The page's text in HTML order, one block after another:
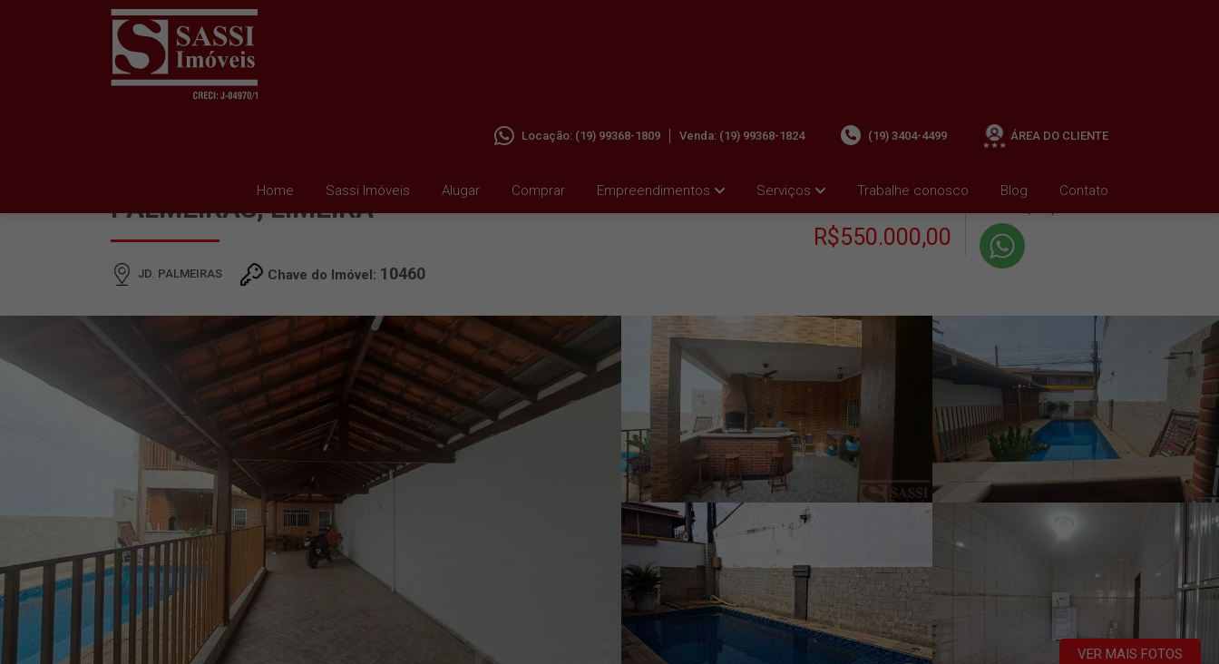
Home Sassi Imóveis Alugar Comprar Empreendimentos Serviços Trabalhe conosco Blog Contato
Locação: (19) 99368-1809 Venda: (19) 99368-1824 (19) 3404-4499 ÁREA DO CLIENTE
PALMEIRAS, LIMEIRA
JD. PALMEIRAS Chave do Imóvel: 10460
R$550.000,00
+ Condomínio R$0,00
VER MAIS FOTOS